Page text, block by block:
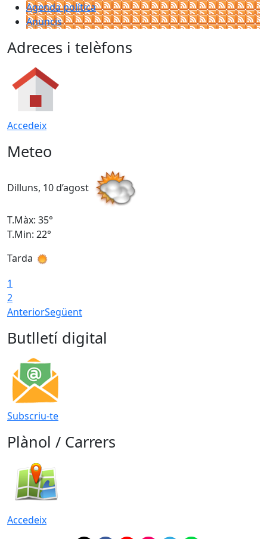
Agenda política
Anuncis
Adreces i telèfons
Accedeix
Meteo
Dilluns, 10 d’agost
T.Màx: 35°
T.Min: 22°
Tarda
1
2
AnteriorSegüent
Butlletí digital
Subscriu-te
Plànol / Carrers
Accedeix